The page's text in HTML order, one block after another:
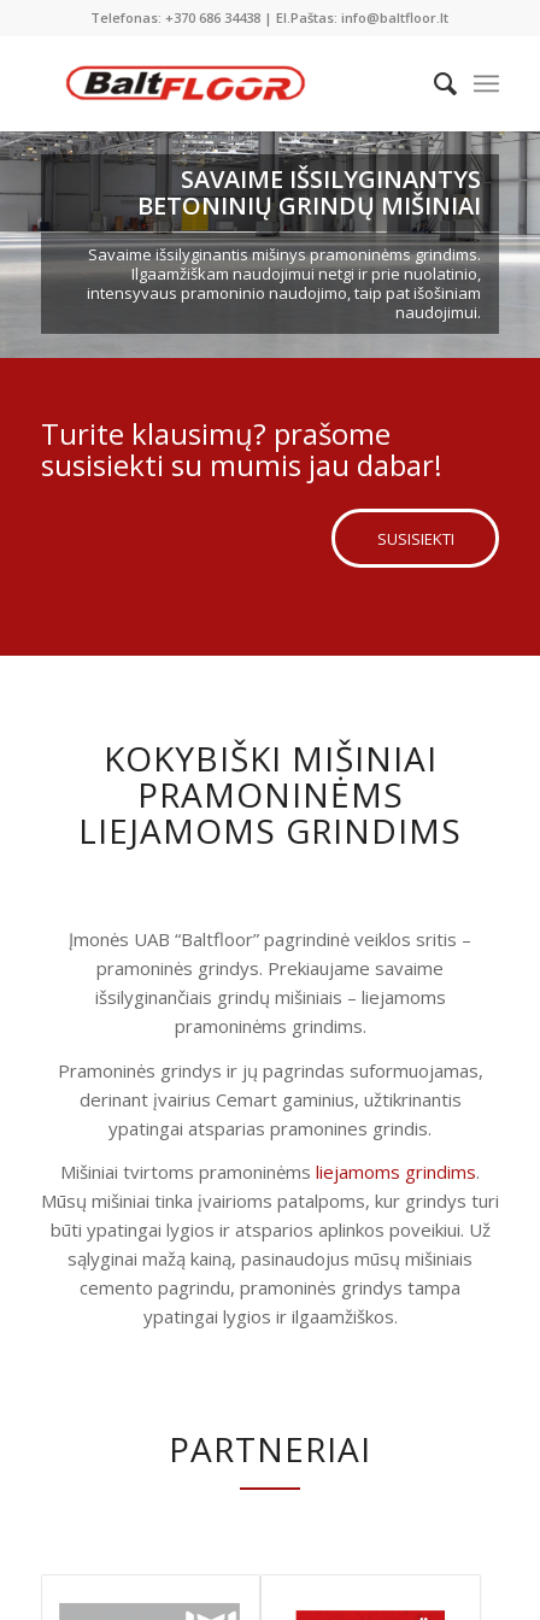
Telefonas: +370 686 34438 | El.Paštas: info@baltfloor.lt
SAVAIME IŠSILYGINANTYS
BETONINIŲ GRINDŲ MIŠINIAI
Savaime išsilyginantis mišinys pramoninėms grindims.
Ilgaamžiškam naudojimui netgi ir prie nuolatinio,
intensyvaus pramoninio naudojimo, taip pat išošiniam
naudojimui.
Turite klausimų? prašome
susisiekti su mumis jau dabar!
SUSISIEKTI
KOKYBIŠKI MIŠINIAI
PRAMONINĖMS
LIEJAMOMS GRINDIMS
Įmonės UAB “Baltfloor” pagrindinė veiklos sritis –
pramoninės grindys. Prekiaujame savaime
išsilyginančiais grindų mišiniais – liejamoms
pramoninėms grindims.
Pramoninės grindys ir jų pagrindas suformuojamas,
derinant įvairius Cemart gaminius, užtikrinantis
ypatingai atsparias pramonines grindis.
Mišiniai tvirtoms pramoninėms liejamoms grindims.
Mūsų mišiniai tinka įvairioms patalpoms, kur grindys turi
būti ypatingai lygios ir atsparios aplinkos poveikiui. Už
sąlyginai mažą kainą, pasinaudojus mūsų mišiniais
cemento pagrindu, pramoninės grindys tampa
ypatingai lygios ir ilgaamžiškos.
PARTNERIAI